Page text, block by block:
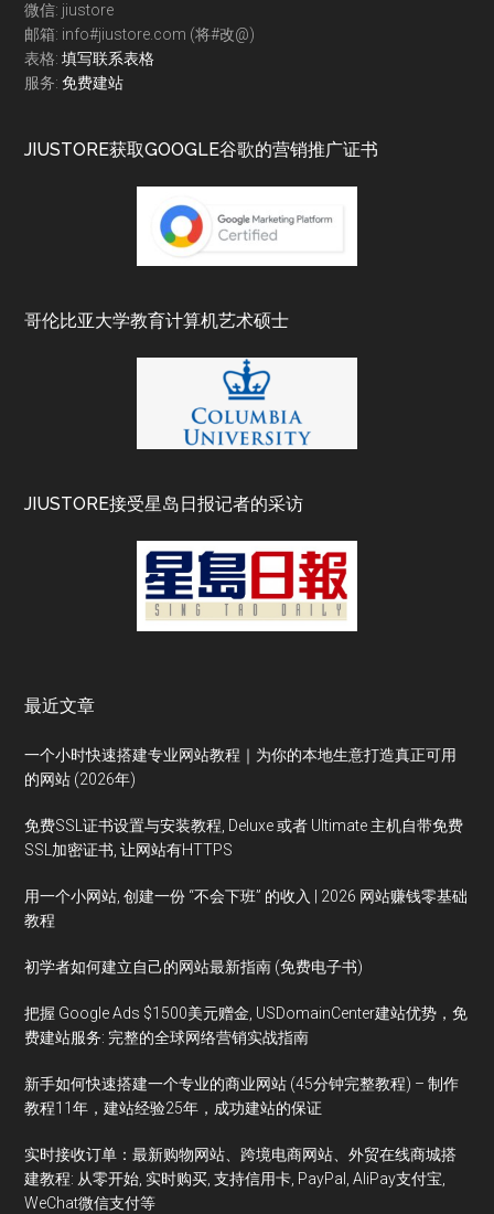
微信: jiustore
邮箱: info#jiustore.com (将#改@)
表格:填写联系表格
服务:免费建站
JIUSTORE获取GOOGLE谷歌的营销推广证书
哥伦比亚大学教育计算机艺术硕士
JIUSTORE接受星岛日报记者的采访
最近文章
一个小时快速搭建专业网站教程｜为你的本地生意打造真正可用
的网站 (2026年)
免费SSL证书设置与安装教程, Deluxe 或者 Ultimate 主机自带免费
SSL加密证书, 让网站有HTTPS
用一个小网站, 创建一份 “不会下班” 的收入 | 2026 网站赚钱零基础
教程
初学者如何建立自己的网站最新指南 (免费电子书)
把握 Google Ads $1500美元赠金, USDomainCenter建站优势，免
费建站服务: 完整的全球网络营销实战指南
新手如何快速搭建一个专业的商业网站 (45分钟完整教程) – 制作
教程11年，建站经验25年，成功建站的保证
实时接收订单：最新购物网站、跨境电商网站、外贸在线商城搭
建教程: 从零开始, 实时购买, 支持信用卡, PayPal, AliPay支付宝,
WeChat微信支付等